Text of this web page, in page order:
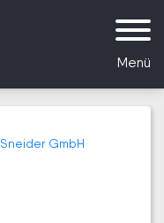
Menü
Sneider GmbH